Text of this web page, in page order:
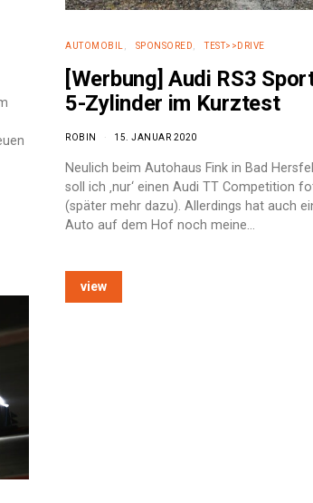
AUTOMOBIL SPONSORED TEST>>DRIVE
[Werbung] Audi RS3
5-Zylinder im Kurztest
ROBIN 15. JANUAR 2020
Neulich beim Autohaus Fink in Bad
soll ich ‚nur‘ einen Audi TT Competition
(später mehr dazu). Allerdings hat auch
Auto auf dem Hof noch meine…
view